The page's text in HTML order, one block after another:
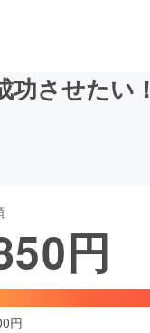
ファッション
させたい！
円
円